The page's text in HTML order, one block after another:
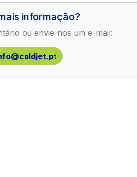
informação?
ou envie-nos um e-mail: